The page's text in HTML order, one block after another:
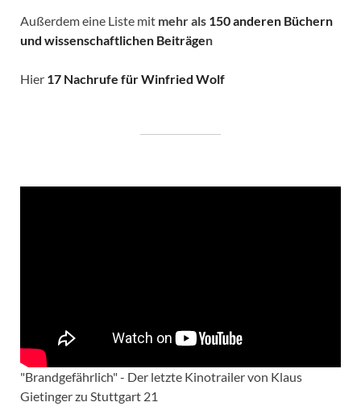
Außerdem eine Liste mit mehr als 150 anderen Büchern
und wissenschaftlichen Beiträgen
Hier 17 Nachrufe für Winfried Wolf
"Brandgefährlich" - Der letzte Kinotrailer von Klaus
Gietinger zu Stuttgart 21